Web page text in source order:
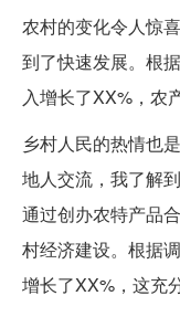
农村的变化令人惊
到了快速发展。根
入增长了XX%，农
乡村人民的热情也
地人交流，我了解
通过创办农特产品
村经济建设。根据
增长了XX%，这充